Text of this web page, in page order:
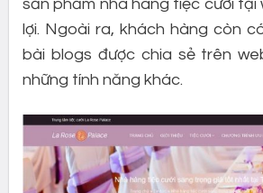
sản phẩm nhà hàng tiệc cưới tại
lợi. Ngoài ra, khách hàng còn
bài blogs được chia sẻ trên
những tính năng khác.